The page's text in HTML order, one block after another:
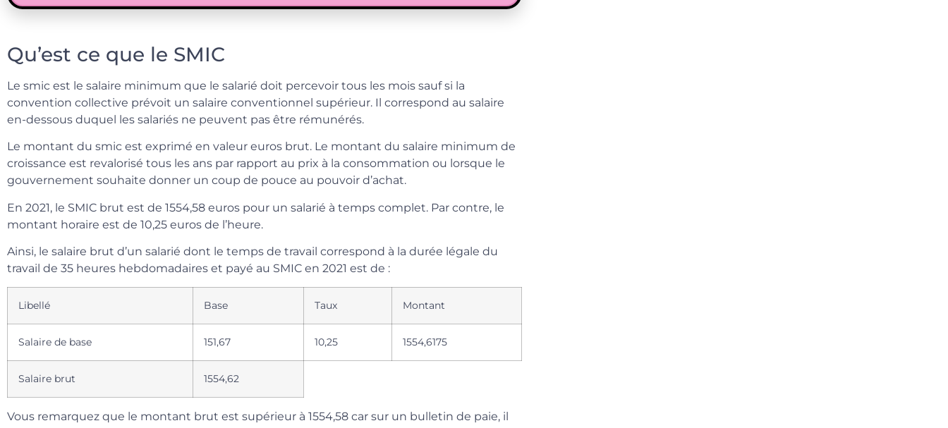
Qu’est ce que le SMIC
Le smic est le salaire minimum que le salarié doit percevoir tous les mois sauf si la
convention collective prévoit un salaire conventionnel supérieur. Il correspond au salaire
en-dessous duquel les salariés ne peuvent pas être rémunérés.
Le montant du smic est exprimé en valeur euros brut. Le montant du salaire minimum de
croissance est revalorisé tous les ans par rapport au prix à la consommation ou lorsque le
gouvernement souhaite donner un coup de pouce au pouvoir d’achat.
En 2021, le SMIC brut est de 1554,58 euros pour un salarié à temps complet. Par contre, le
montant horaire est de 10,25 euros de l’heure.
Ainsi, le salaire brut d’un salarié dont le temps de travail correspond à la durée légale du
travail de 35 heures hebdomadaires et payé au SMIC en 2021 est de :
Libellé Base Taux Montant
Salaire de base 151,67 10,25 1554,6175
Salaire brut 1554,62
Vous remarquez que le montant brut est supérieur à 1554,58 car sur un bulletin de paie, il